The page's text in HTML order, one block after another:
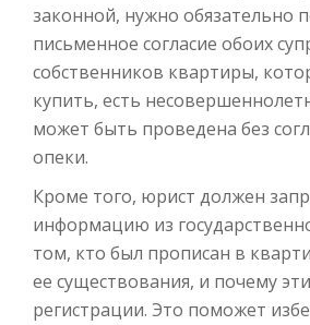
законной, нужно обязательно
письменное согласие обоих
собственников квартиры,
купить, есть
может быть проведена без
опеки.
Кроме того, юрист должен
информацию из
том, кто был прописан в
ее существования, и почему
регистрации. Это поможет